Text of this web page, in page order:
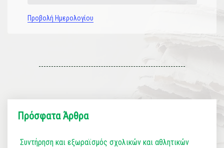
Προβολή Ημερολογίου
Πρόσφατα Άρθρα
Συντήρηση και εξωραϊσμός σχολικών και αθλητικών